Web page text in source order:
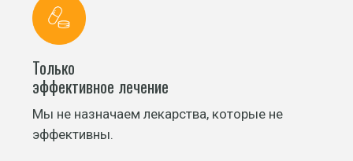
Только
эффективное лечение
Мы не назначаем лекарства, которые не
эффективны.